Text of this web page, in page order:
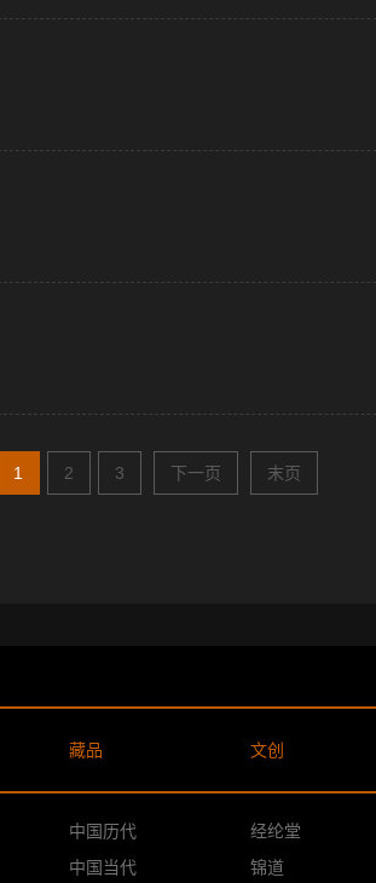
1 2 3 下一页 末页
藏品 文创
中国历代
中国当代
经纶堂
锦道